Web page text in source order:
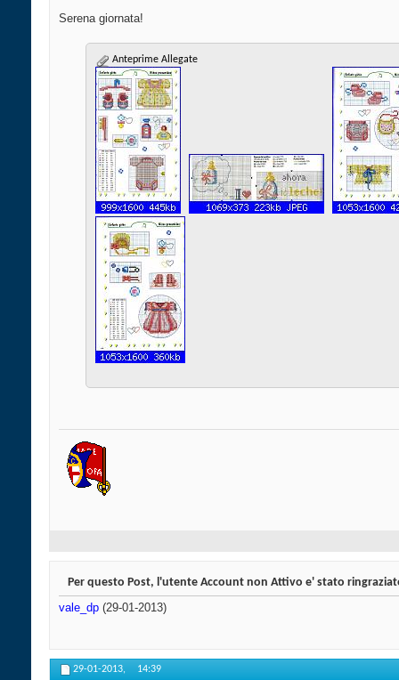
Serena giornata!
Anteprime Allegate
Per questo Post, l'utente Account non Attivo e' stato
vale_dp (29-01-2013)
29-01-2013, 14:39